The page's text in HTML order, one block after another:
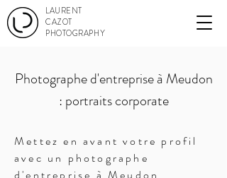
LAURENT
CAZOT
PHOTOGRAPHY
Photographe d'entreprise à Meudon
: portraits corporate
Mettez en avant votre profil
avec un photographe